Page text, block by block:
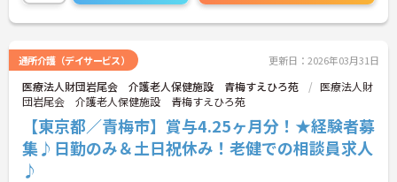
通所介護（デイサービス） 更新日：2026年03月31日
医療法人財団岩尾会 介護老人保健施設 青梅すえひろ苑
医療法人財
団岩尾会 介護老人保健施設 青梅すえひろ苑
【東京都／青梅市】賞与4.25ヶ月分！★経験者募
集♪日勤のみ＆土日祝休み！老健での相談員求人
♪